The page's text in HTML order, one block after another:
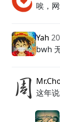
唉，
Yah
bwh
这年